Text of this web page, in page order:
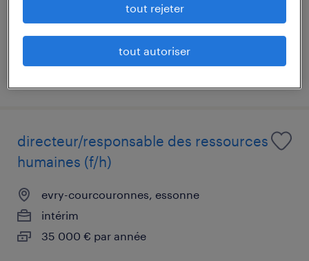
directeur/responsable des ressources
humaines (f/h)
evry-courcouronnes, essonne
intérim
35 000 € par année
tout rejeter
tout autoriser